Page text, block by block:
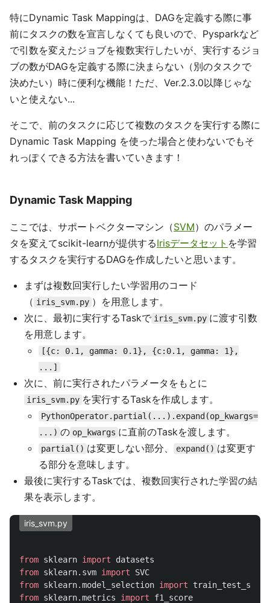
特にDynamic Task Mappingは、DAGを定義する際に事
前にタスクの数を宣言しなくても良いので、Pysparkなど
で引数を変えたジョブを複数実行したいが、実行するジョ
ブの数がDAGを定義する際に決まらない（別のタスクで
決めたい）時に便利な機能！ただ、Ver.2.3.0以降じゃな
いと使えない...
そこで、前のタスクに応じて複数のタスクを実行する際に
Dynamic Task Mapping を使った場合と使わないでもそ
れっぽくできる方法を書いていきます！
Dynamic Task Mapping
ここでは、サポートベクターマシン（SVM）のパラメー
タを変えてscikit-learnが提供するIrisデータセット を学習
するタスクを実行するDAGを作成したいと思います。
まずは複数回実行したい学習用のコード
（ iris_svm.py ）を用意します。
次に、最初に実行するTaskで iris_svm.py に渡す引数
を用意します。
[{c: 0.1, gamma: 0.1}, {c:0.1, gamma: 1},
...]
次に、前に実行されたパラメータをもとに
iris_svm.py を実行するTaskを作成します。
PythonOperator.partial(...).expand(op_kwargs=
...) の op_kwargs に直前のTaskを渡します。
partial() は変更しない部分、 expand() は変更す
る部分を意味します。
最後に実行するTaskでは、複数回実行された学習の結
果を表示します。
iris_svm.py
from sklearn import
datasets
from sklearn.svm import
SVC
from sklearn.model_selection import
train_test_split
from sklearn.metrics import f1_score